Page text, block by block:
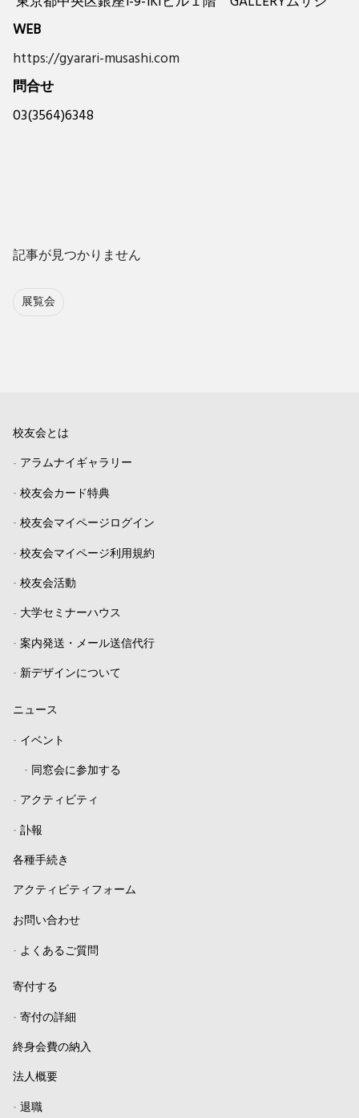
WEB
https://gyarari-musashi.com
問合せ
03(3564)6348
記事が見つかりません
展覧会
校友会とは
- アラムナイギャラリー
- 校友会カード特典
- 校友会マイページログイン
- 校友会マイページ利用規約
- 校友会活動
- 大学セミナーハウス
- 案内発送・メール送信代行
- 新デザインについて
ニュース
- イベント
- 同窓会に参加する
- アクティビティ
- 訃報
各種手続き
アクティビティフォーム
お問い合わせ
- よくあるご質問
寄付する
- 寄付の詳細
終身会費の納入
法人概要
- 退職